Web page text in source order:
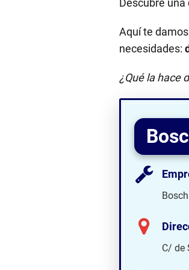
Descubre
Aquí te
necesidades:
¿Qué la hace
Bosch
C/ de